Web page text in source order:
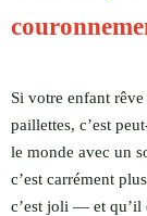
Si votre enfant
paillettes, c’est
le monde avec un
c’est carrément
c’est joli — et qu’il